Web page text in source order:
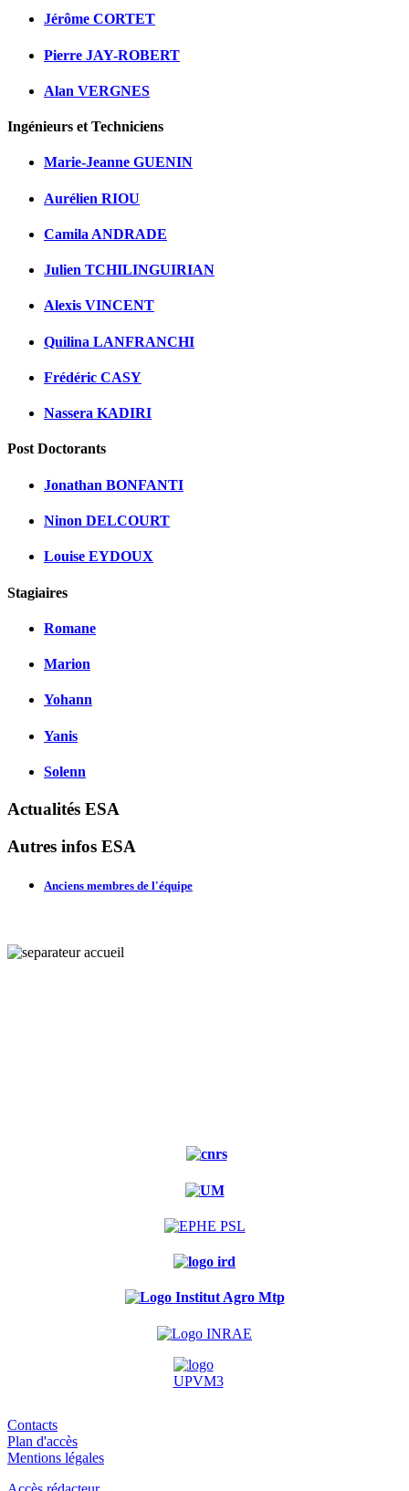
Jérôme CORTET
Pierre JAY-ROBERT
Alan VERGNES
Ingénieurs et Techniciens
Marie-Jeanne GUENIN
Aurélien RIOU
Camila ANDRADE
Julien TCHILINGUIRIAN
Alexis VINCENT
Quilina LANFRANCHI
Frédéric CASY
Nassera KADIRI
Post Doctorants
Jonathan BONFANTI
Ninon DELCOURT
Louise EYDOUX
Stagiaires
Romane
Marion
Yohann
Yanis
Solenn
Actualités ESA
Autres infos ESA
Anciens membres de l'équipe
Contacts
Plan d'accès
Mentions légales